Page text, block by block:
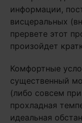
информации,
висцеральных
прервете этот
произойдет
Комфортные
существенный
(либо совсем
прохладная
идеальная